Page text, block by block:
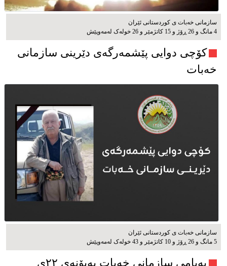
سازمانی خەبات ی کوردستانی ئێران
4 مانگ و 26 ڕۆژ و 15 کاتژمێر و 26 خوله‌ک له‌مه‌وپێش‌
کۆچی دوایی پێشمەرگەی دێرینی سازمانی
خەبات
سازمانی خەبات ی كوردستانی ئێران
5 مانگ و 26 ڕۆژ و 10 کاتژمێر و 43 خوله‌ک له‌مه‌وپێش‌
پەیامی سازمانی خەبات بەبۆنەی ۲۲ی